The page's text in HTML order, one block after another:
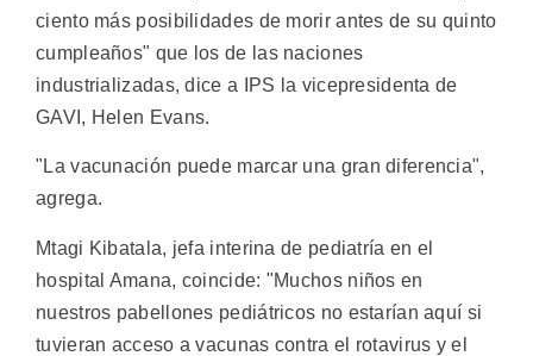
ciento más posibilidades de morir antes de su quinto
cumpleaños" que los de las naciones
industrializadas, dice a IPS la vicepresidenta de
GAVI, Helen Evans.
"La vacunación puede marcar una gran diferencia",
agrega.
Mtagi Kibatala, jefa interina de pediatría en el
hospital Amana, coincide: "Muchos niños en
nuestros pabellones pediátricos no estarían aquí si
tuvieran acceso a vacunas contra el rotavirus y el